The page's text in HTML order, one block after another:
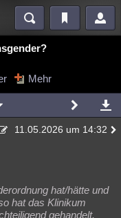
Mystery Kriminalfälle
Mehr
11.05.2026 um 14:32
hat/hätte und
hat das Klinikum
gehandelt.